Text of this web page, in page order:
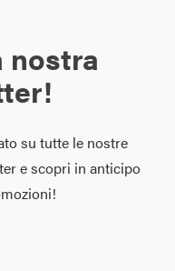
nostra
su tutte le nostre
e scopri in anticipo